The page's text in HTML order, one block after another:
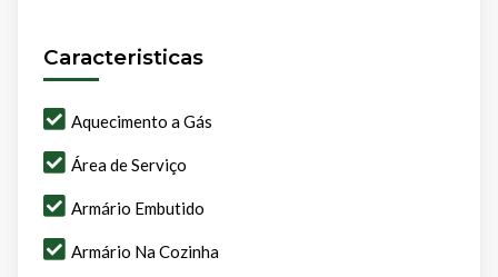
Caracteristicas
Aquecimento a Gás
Área de Serviço
Armário Embutido
Armário Na Cozinha